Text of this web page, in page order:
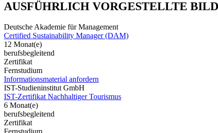
AUSFÜHRLICH VORGESTELLTE
Deutsche Akademie für Management
Certified Sustainability Manager (DAM)
12 Monat(e)
berufsbegleitend
Zertifikat
Fernstudium
Informationsmaterial anfordern
IST-Studieninstitut GmbH
IST-Zertifikat Nachhaltiger Tourismus
6 Monat(e)
berufsbegleitend
Zertifikat
Fernstudium